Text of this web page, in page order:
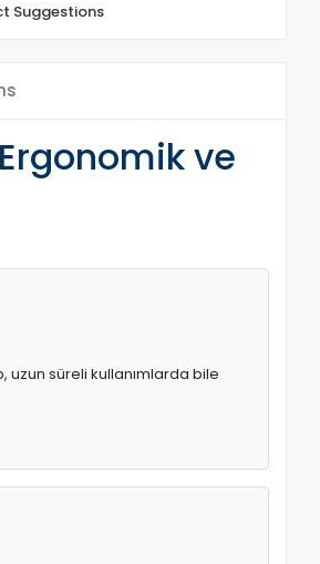
Suggestions
ve
uzun süreli kullanımlarda bile